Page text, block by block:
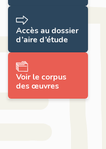
Accès au dossier
d’aire d’étude
Voir le corpus
des œuvres